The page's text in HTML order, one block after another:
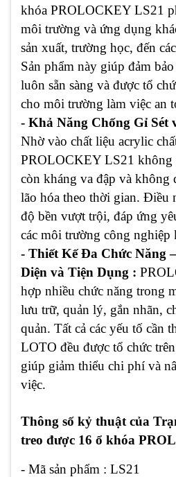
khóa PROLOCKEY LS21
môi trường và ứng dụng
sản xuất, trường học, đến
Sản phẩm này giúp đảm
luôn sẵn sàng và được tổ
cho môi trường làm việc an
- Khả Năng Chống Gỉ Sét
Nhờ vào chất liệu acrylic
PROLOCKEY LS21 không
còn kháng va đập và không
lão hóa theo thời gian. Điều
độ bền vượt trội, đáp ứng
các môi trường công nghiệp
- Thiết Kế Đa Chức Năng
Diện và Tiện Dụng :
hợp nhiều chức năng trong
lưu trữ, quản lý, gắn nhãn,
quản. Tất cả các yếu tố cần
LOTO đều được tổ chức
giúp giảm thiểu chi phí và
việc.
Thông số kỷ thuật của
treo được 16 ổ khóa
- Mã sản phẩm : ‎LS21